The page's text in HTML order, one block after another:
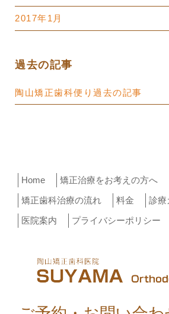
2017年1月
過去の記事
陶山矯正歯科便り過去の記事
Home
矯正治療をお考えの方へ
矯正歯科治療の流れ
料金
診療
医院案内
プライバシーポリシー